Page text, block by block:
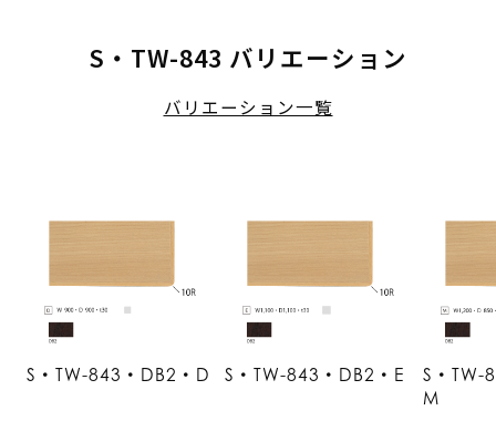
S・TW-843 バリエーション
バリエーション一覧
S・TW-843・DB2・D S・TW-843・DB2・E
S・TW-
M